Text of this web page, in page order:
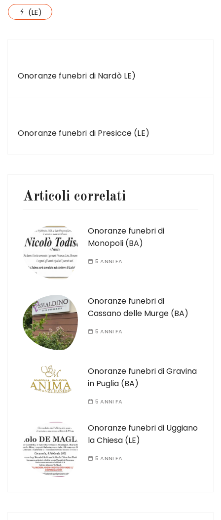
(LE)
Onoranze funebri di Nardò LE)
Onoranze funebri di Presicce (LE)
Articoli correlati
Onoranze funebri di
Monopoli (BA)
5 ANNI FA
Onoranze funebri di
Cassano delle Murge (BA)
5 ANNI FA
Onoranze funebri di Gravina
in Puglia (BA)
5 ANNI FA
Onoranze funebri di Uggiano
la Chiesa (LE)
5 ANNI FA